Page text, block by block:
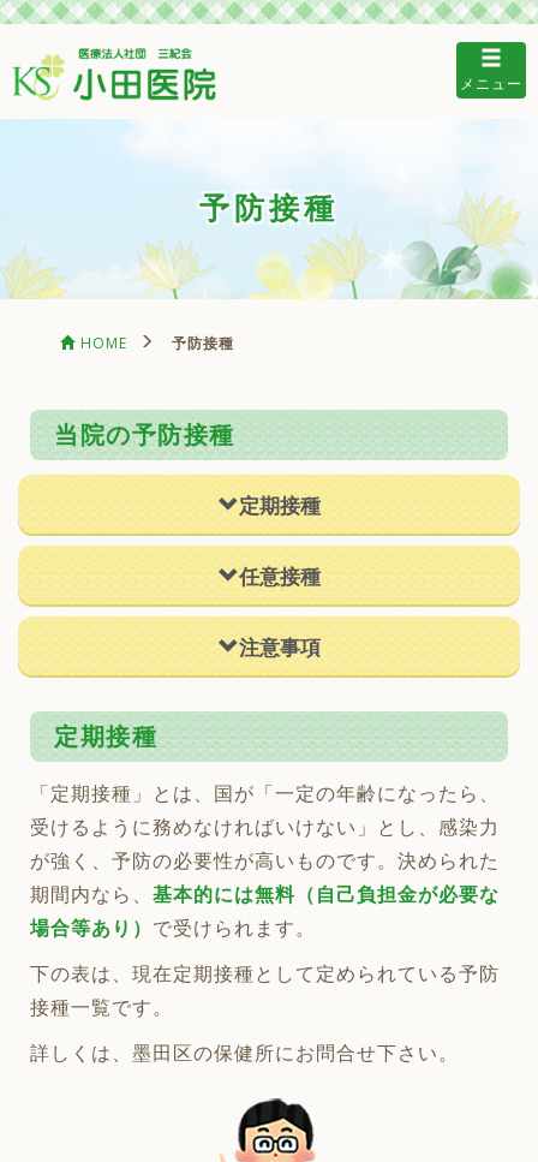
メニュー
予防接種
HOME 予防接種
当院の予防接種
定期接種
任意接種
注意事項
定期接種
「定期接種」とは、国が「一定の年齢になったら、
受けるように務めなければいけない」とし、感染力
が強く、予防の必要性が高いものです。決められた
期間内なら、 基本的には無料（自己負担金が必要な
場合等あり） で受けられます。
下の表は、現在定期接種として定められている予防
接種一覧です。
詳しくは、墨田区の保健所にお問合せ下さい。